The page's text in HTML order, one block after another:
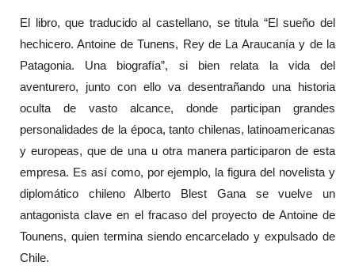
El libro, que traducido al castellano, se titula “El sueño del
hechicero. Antoine de Tunens, Rey de La Araucanía y de la
Patagonia. Una biografía”, si bien relata la vida del
aventurero, junto con ello va desentrañando una historia
oculta de vasto alcance, donde participan grandes
personalidades de la época, tanto chilenas, latinoamericanas
y europeas, que de una u otra manera participaron de esta
empresa. Es así como, por ejemplo, la figura del novelista y
diplomático chileno Alberto Blest Gana se vuelve un
antagonista clave en el fracaso del proyecto de Antoine de
Tounens, quien termina siendo encarcelado y expulsado de
Chile.